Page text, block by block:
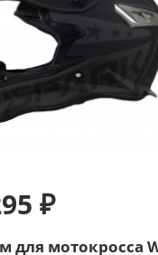
₽
для мотокросса